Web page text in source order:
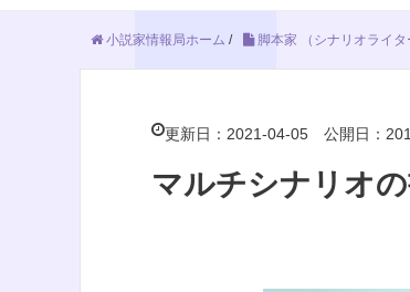
小説家情報局ホーム / 脚本家 （シナリオライ
更新日：2021-04-05 公開日：
マルチシナリオ